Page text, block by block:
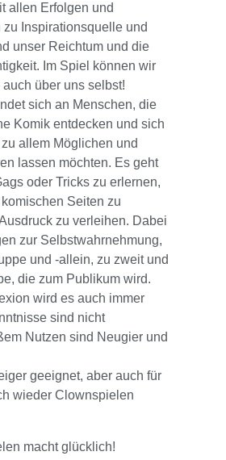
allen Erfolgen und
Inspirationsquelle und
unser Reichtum und die
Im Spiel können wir
über uns selbst!
sich an Menschen, die
Komik entdecken und sich
allem Möglichen und
lassen möchten. Es geht
oder Tricks zu erlernen,
Seiten zu
zu verleihen. Dabei
zur Selbstwahrnehmung,
und -allein, zu zweit und
die zum Publikum wird.
wird es auch immer
sind nicht
Nutzen sind Neugier und
geeignet, aber auch für
wieder Clownspielen
macht glücklich!